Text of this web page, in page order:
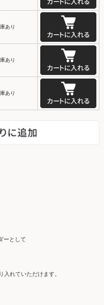
あり
あり
あり
ーとして
れていただけます。